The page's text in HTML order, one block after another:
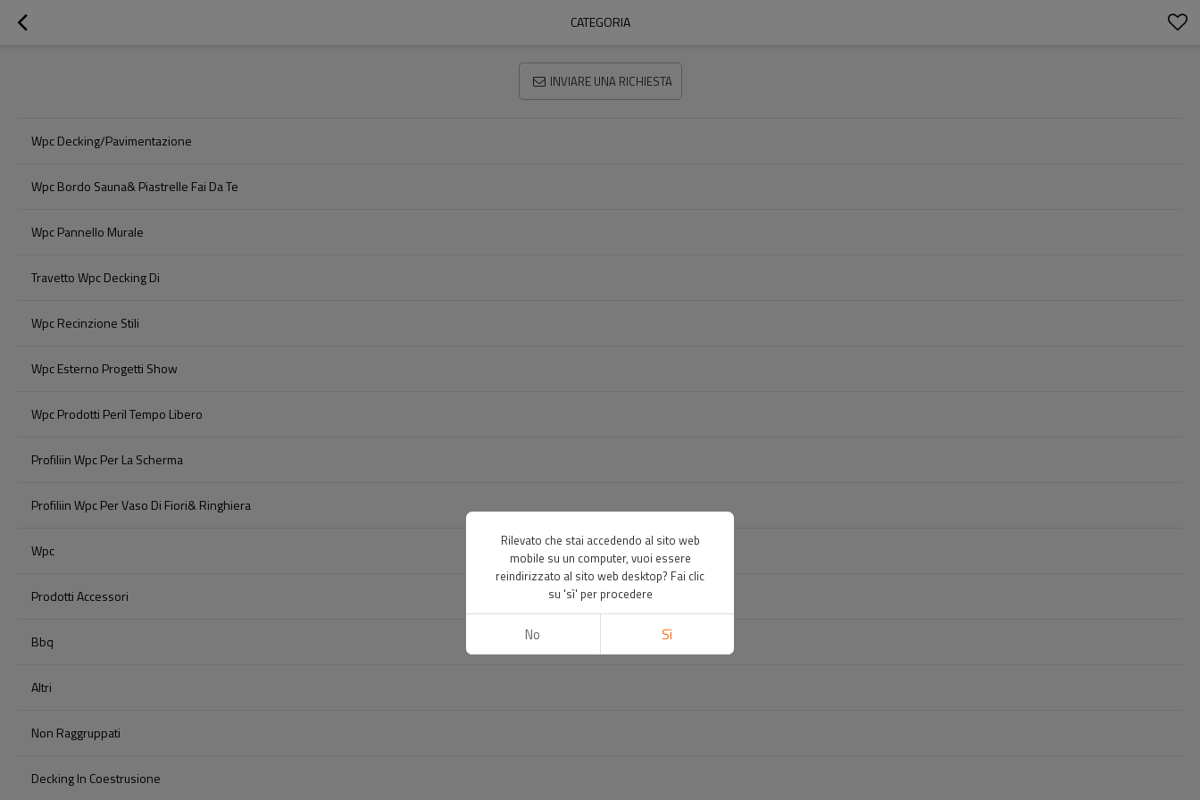
CATEGORIA
INVIARE UNA RICHIESTA
Wpc Decking/pavimentazione
Wpc Bordo Sauna& Piastrelle Fai Da Te
Wpc Pannello Murale
Travetto Wpc Decking Di
Wpc Recinzione Stili
Wpc Esterno Progetti Show
Wpc Prodotti Peril Tempo Libero
Profiliin Wpc Per La Scherma
Profiliin Wpc Per Vaso Di Fiori& Ringhiera
Wpc
Prodotti Accessori
Bbq
Altri
Non Raggruppati
Decking In Coestrusione
Rilevato che stai accedendo al sito web
mobile su un computer, vuoi essere
reindirizzato al sito web desktop? Fai clic
su 'sì' per procedere
No Sì